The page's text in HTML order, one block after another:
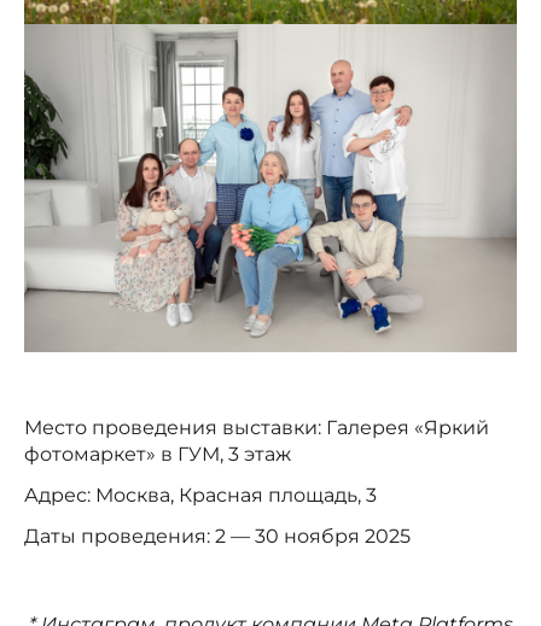
Место проведения выставки: Галерея «Яркий
фотомаркет» в ГУМ, 3 этаж
Адрес: Москва, Красная площадь, 3
Даты проведения: 2 — 30 ноября 2025